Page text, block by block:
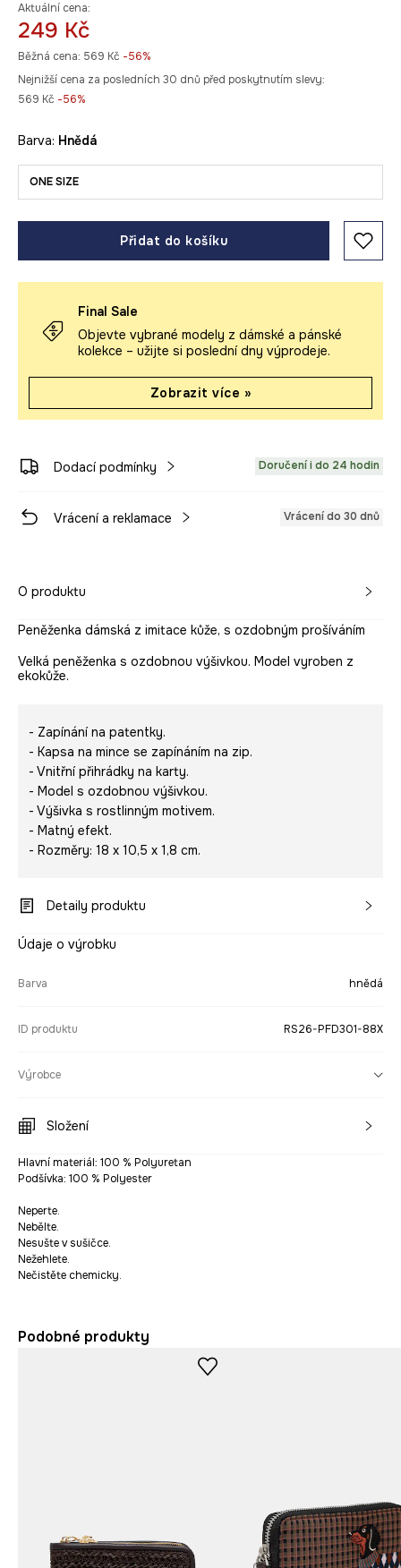
Aktuální cena:
249 Kč
Běžná cena: 569 Kč -56%
Nejnižší cena za posledních 30 dnů před poskytnutím slevy:
569 Kč -56%
Barva: hnědá
ONE SIZE
Přidat do košíku
Final Sale
Objevte vybrané modely z dámské a pánské
kolekce – užijte si poslední dny výprodeje.
Zobrazit více »
Dodací podmínky Doručení i do 24 hodin
Vrácení a reklamace Vrácení do 30 dnů
O produktu
Peněženka dámská z imitace kůže, s ozdobným prošíváním
Velká peněženka s ozdobnou výšivkou. Model vyroben z
ekokůže.
- Zapínání na patentky.
- Kapsa na mince se zapínáním na zip.
- Vnitřní přihrádky na karty.
- Model s ozdobnou výšivkou.
- Výšivka s rostlinným motivem.
- Matný efekt.
- Rozměry: 18 x 10,5 x 1,8 cm.
Detaily produktu
Údaje o výrobku
Barva hnědá
ID produktu RS26-PFD301-88X
Výrobce
Složení
Hlavní materiál: 100 % Polyuretan
Podšívka: 100 % Polyester
Neperte.
Nebělte.
Nesušte v sušičce.
Nežehlete.
Nečistěte chemicky.
Podobné produkty